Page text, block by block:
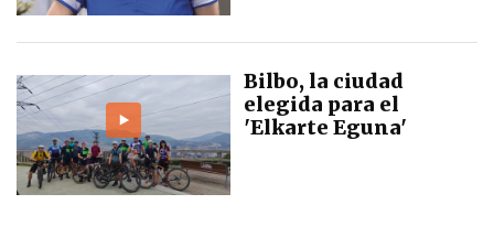
Bilbo, la ciudad
elegida para el
'Elkarte Eguna'